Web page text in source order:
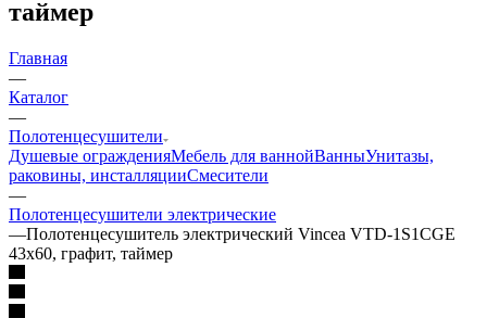
таймер
Главная
—
Каталог
—
Полотенцесушители
Душевые огражденияМебель для ваннойВанныУнитазы,
раковины, инсталляцииСмесители
—
Полотенцесушители электрические
—Полотенцесушитель электрический Vincea VTD-1S1CGE
43x60, графит, таймер